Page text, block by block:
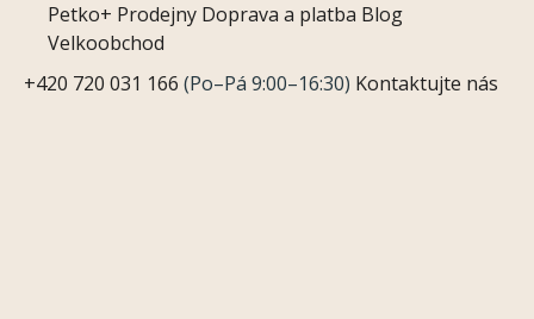
Petko+ Prodejny Doprava a platba Blog
Velkoobchod
+420 720 031 166 (Po–Pá 9:00–16:30) Kontaktujte nás